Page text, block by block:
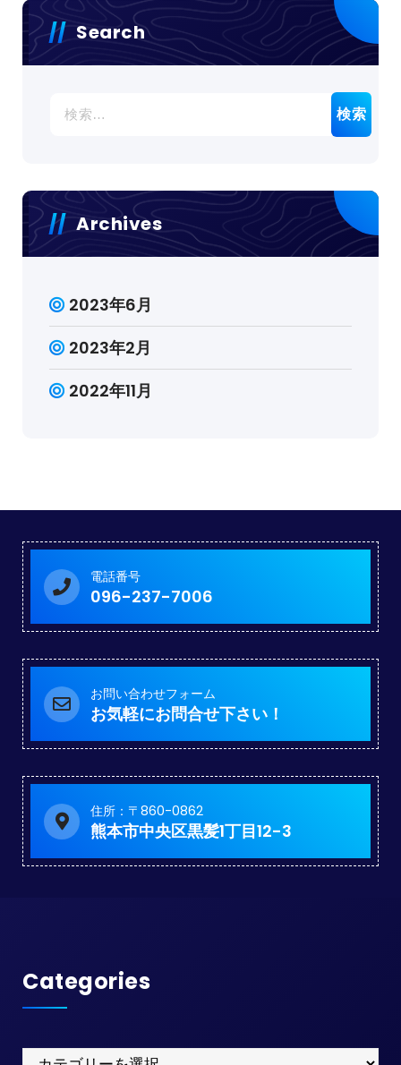
Search
Archives
2023年6月
2023年2月
2022年11月
電話番号
096-237-7006
お問い合わせフォーム
お気軽にお問合せ下さい！
住所：〒860-0862
熊本市中央区黒髪1丁目12-3
Categories
Categories